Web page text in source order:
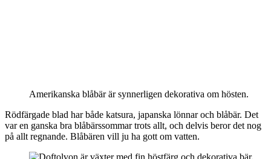
Amerikanska blåbär är synnerligen dekorativa om hösten.
Rödfärgade blad har både katsura, japanska lönnar och blåbär. Det
var en ganska bra blåbärssommar trots allt, och delvis beror det nog
på allt regnande. Blåbären vill ju ha gott om vatten.